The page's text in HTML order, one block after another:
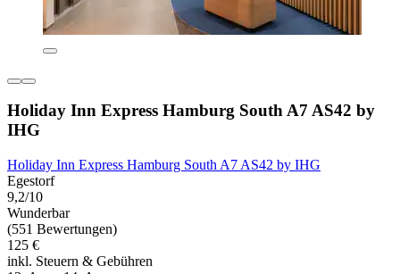
Holiday Inn Express Hamburg South A7 AS42 by
IHG
Holiday Inn Express Hamburg South A7 AS42 by IHG
Egestorf
9,2/10
Wunderbar
(551 Bewertungen)
125 €
inkl. Steuern & Gebühren